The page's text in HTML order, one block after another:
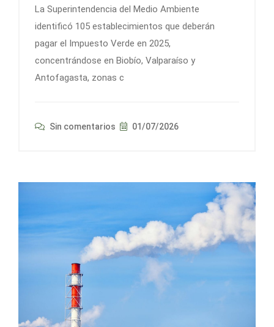
La Superintendencia del Medio Ambiente
identificó 105 establecimientos que deberán
pagar el Impuesto Verde en 2025,
concentrándose en Biobío, Valparaíso y
Antofagasta, zonas c
Sin comentarios 01/07/2026